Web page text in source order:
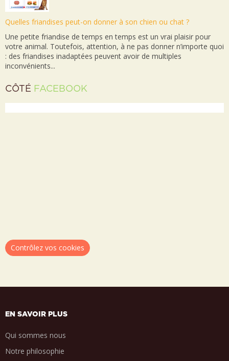
Quelles friandises peut-on donner à son chien ou chat ?
Une petite friandise de temps en temps est un vrai plaisir pour
votre animal. Toutefois, attention, à ne pas donner n’importe quoi
: des friandises inadaptées peuvent avoir de multiples
inconvénients...
CÔTÉ FACEBOOK
Contrôlez vos cookies
EN SAVOIR PLUS
Qui sommes nous
Notre philosophie